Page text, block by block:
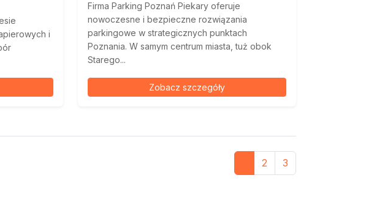
i
Firma Parking Poznań Piekary oferuje
nowoczesne i bezpieczne rozwiązania
parkingowe w strategicznych punktach
Poznania. W samym centrum miasta, tuż obok
Starego...
Zobacz szczegóły
2 3